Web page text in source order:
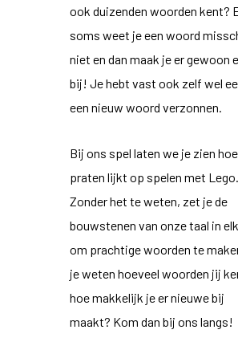
ook duizenden woorden kent?
soms weet je een woord
niet en dan maak je er gewoon
bij! Je hebt vast ook zelf wel
een nieuw woord verzonnen.
Bij ons spel laten we je zien hoe
praten lijkt op spelen met Lego.
Zonder het te weten, zet je de
bouwstenen van onze taal in
om prachtige woorden te
je weten hoeveel woorden jij
hoe makkelijk je er nieuwe bij
maakt? Kom dan bij ons langs!